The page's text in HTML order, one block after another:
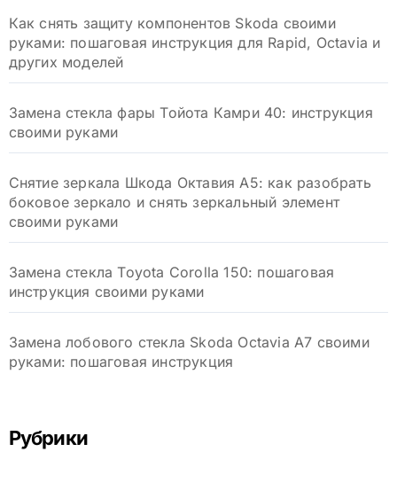
Как снять защиту компонентов Skoda своими
руками: пошаговая инструкция для Rapid, Octavia и
других моделей
Замена стекла фары Тойота Камри 40: инструкция
своими руками
Снятие зеркала Шкода Октавия А5: как разобрать
боковое зеркало и снять зеркальный элемент
своими руками
Замена стекла Toyota Corolla 150: пошаговая
инструкция своими руками
Замена лобового стекла Skoda Octavia A7 своими
руками: пошаговая инструкция
Рубрики